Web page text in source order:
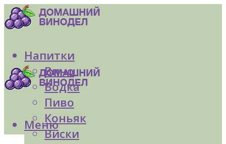
Напитки
Вино
Водка
Пиво
Коньяк
Виски
Меню